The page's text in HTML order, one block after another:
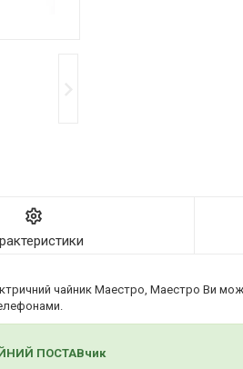
чайник Maeстро, Маестро Ви
ПОСТАВчик